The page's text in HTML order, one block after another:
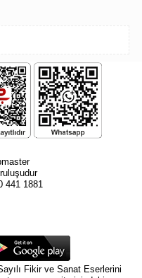
441 1881
Fikir ve Sanat Eserlerini